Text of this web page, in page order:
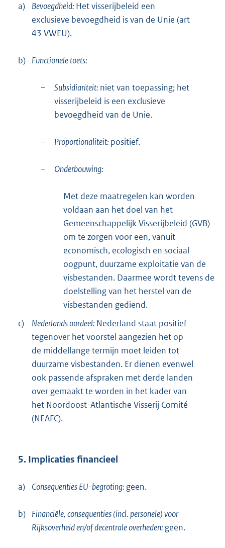
a) Bevoegdheid: Het visserijbeleid een
exclusieve bevoegdheid is van de Unie (art
43 VWEU).
b) Functionele toets:
– Subsidiariteit: niet van toepassing; het
visserijbeleid is een exclusieve
bevoegdheid van de Unie.
– Proportionaliteit: positief.
– Onderbouwing:
Met deze maatregelen kan worden
voldaan aan het doel van het
Gemeenschappelijk Visserijbeleid (GVB)
om te zorgen voor een, vanuit
economisch, ecologisch en sociaal
oogpunt, duurzame exploitatie van de
visbestanden. Daarmee wordt tevens de
doelstelling van het herstel van de
visbestanden gediend.
c)
Nederlands oordeel: Nederland staat positief
tegenover het voorstel aangezien het op
de middellange termijn moet leiden tot
duurzame visbestanden. Er dienen evenwel
ook passende afspraken met derde landen
over gemaakt te worden in het kader van
het Noordoost-Atlantische Visserij Comité
(NEAFC).
5. Implicaties financieel
a) Consequenties EU-begroting: geen.
b) Financiële, consequenties (incl. personele) voor
Rijksoverheid en/of decentrale overheden: geen.